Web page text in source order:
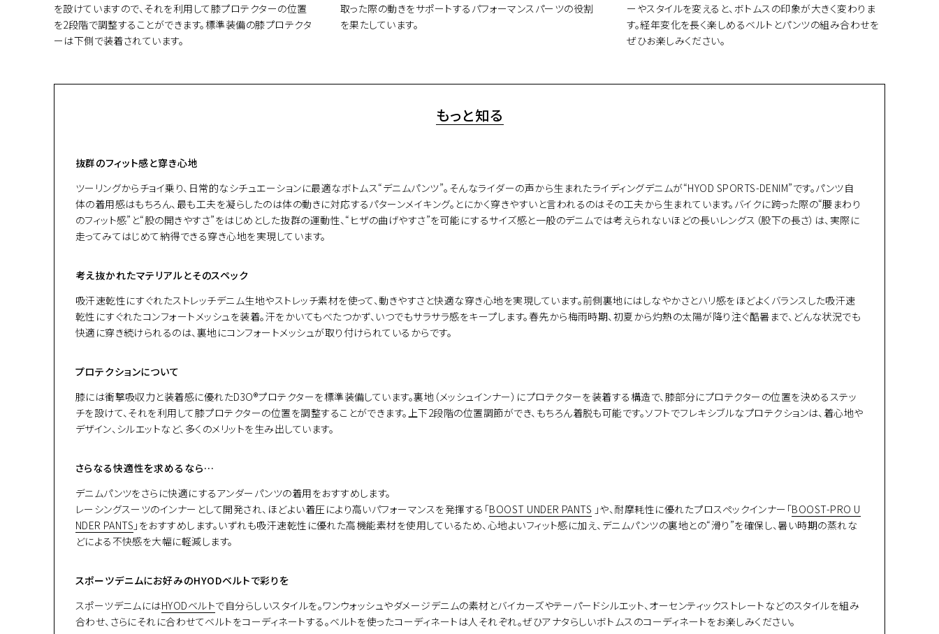
を設けていますので、それを利用して膝プロテクターの位置
を2段階で調整することができます。標準装備の膝プロテクタ
ーは下側で装着されています。
取った際の動きをサポートするパフォーマンスパーツの役割
を果たしています。
ーやスタイルを変えると、ボトムスの印象が大きく変わりま
す。経年変化を長く楽しめるベルトとパンツの組み合わせを
ぜひお楽しみください。
もっと知る
抜群のフィット感と穿き心地
ツーリングからチョイ乗り、日常的なシチュエーションに最適なボトムス“デニムパンツ”。そんなライダーの声から生まれたライディングデニムが“HYOD SPORTS-DENIM”です。パンツ自
体の着用感はもちろん、最も工夫を凝らしたのは体の動きに対応するパターンメイキング。とにかく穿きやすいと言われるのはその工夫から生まれています。バイクに跨った際の“腰まわり
のフィット感”と“股の開きやすさ”をはじめとした抜群の運動性、“ヒザの曲げやすさ”を可能にするサイズ感と一般のデニムでは考えられないほどの長いレングス（股下の長さ）は、実際に
走ってみてはじめて納得できる穿き心地を実現しています。
考え抜かれたマテリアルとそのスペック
吸汗速乾性にすぐれたストレッチデニム生地やストレッチ素材を使って、動きやすさと快適な穿き心地を実現しています。前側裏地にはしなやかさとハリ感をほどよくバランスした吸汗速
乾性にすぐれたコンフォートメッシュを装着。汗をかいてもべたつかず、いつでもサラサラ感をキープします。春先から梅雨時期、初夏から灼熱の太陽が降り注ぐ酷暑まで、どんな状況でも
快適に穿き続けられるのは、裏地にコンフォートメッシュが取り付けられているからです。
プロテクションについて
膝には衝撃吸収力と装着感に優れたD3O®プロテクターを標準装備しています。裏地（メッシュインナー）にプロテクターを装着する構造で、膝部分にプロテクターの位置を決めるステッ
チを設けて、それを利用して膝プロテクターの位置を調整することができます。上下2段階の位置調節ができ、もちろん着脱も可能です。ソフトでフレキシブルなプロテクションは、着心地や
デザイン、シルエットなど、多くのメリットを生み出しています。
さらなる快適性を求めるなら…
デニムパンツをさらに快適にするアンダーパンツの着用をおすすめします。
レーシングスーツのインナーとして開発され、ほどよい着圧により高いパフォーマンスを発揮する「BOOST UNDER PANTS 」や、耐摩耗性に優れたプロスペックインナー「BOOST-PRO U
NDER PANTS 」をおすすめします。いずれも吸汗速乾性に優れた高機能素材を使用しているため、心地よいフィット感に加え、デニムパンツの裏地との“滑り”を確保し、暑い時期の蒸れな
どによる不快感を大幅に軽減します。
スポーツデニムにお好みのHYODベルトで彩りを
スポーツデニムにはHYODベルトで自分らしいスタイルを。ワンウォッシュやダメージデニムの素材とバイカーズやテーパードシルエット、オーセンティックストレートなどのスタイルを組み
合わせ、さらにそれに合わせてベルトをコーディネートする。ベルトを使ったコーディネートは人それぞれ。ぜひアナタらしいボトムスのコーディネートをお楽しみください。